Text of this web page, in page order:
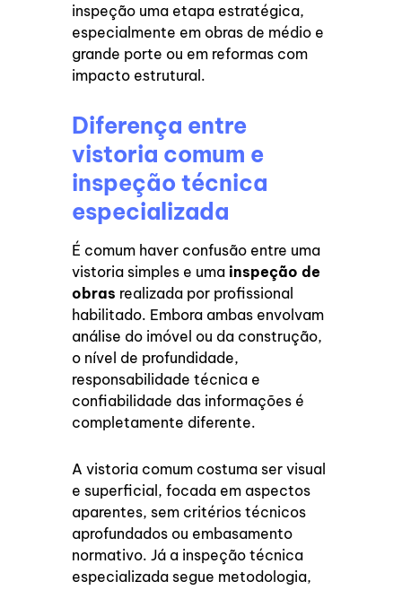
inspeção uma etapa estratégica,
especialmente em obras de médio e
grande porte ou em reformas com
impacto estrutural.
Diferença entre
vistoria comum e
inspeção técnica
especializada
É comum haver confusão entre uma
vistoria simples e uma inspeção de
obras realizada por profissional
habilitado. Embora ambas envolvam
análise do imóvel ou da construção,
o nível de profundidade,
responsabilidade técnica e
confiabilidade das informações é
completamente diferente.
A vistoria comum costuma ser visual
e superficial, focada em aspectos
aparentes, sem critérios técnicos
aprofundados ou embasamento
normativo. Já a inspeção técnica
especializada segue metodologia,